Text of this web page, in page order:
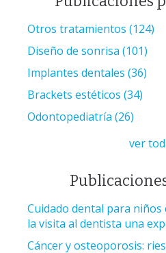
Otros tratamientos (124)
Diseño de sonrisa (101)
Implantes dentales (36)
Brackets estéticos (34)
Odontopediatría (26)
ver
Cuidado dental para
la visita al dentista una
Cáncer y osteoporosis: